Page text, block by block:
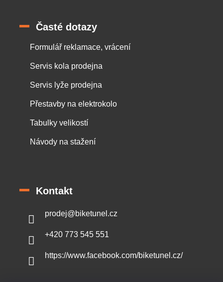
Časté dotazy
Formulář reklamace, vrácení
Servis kola prodejna
Servis lyže prodejna
Přestavby na elektrokolo
Tabulky velikostí
Návody na stažení
Kontakt
prodej@biketunel.cz
+420 773 545 551
https://www.facebook.com/biketunel.cz/